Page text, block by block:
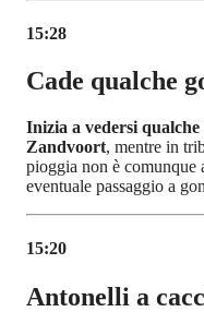
15:28
Cade qualche
Inizia a vedersi qualche
Zandvoort, mentre in
pioggia non è comunque
eventuale passaggio a
15:20
Antonelli a